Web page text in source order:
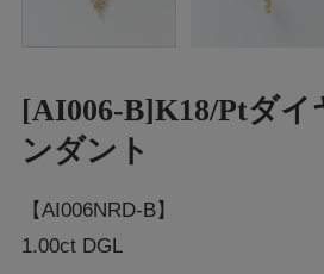
[AI006-B]K18/Ptダイ
ンダント
【AI006NRD-B】
1.00ct DGL